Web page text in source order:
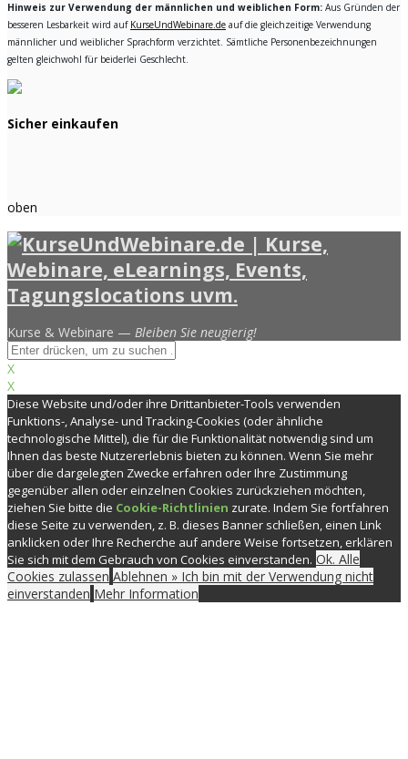
Hinweis zur Verwendung der männlichen und weiblichen Form: Aus Gründen der
besseren Lesbarkeit wird auf KurseUndWebinare.de auf die gleichzeitige Verwendung
männlicher und weiblicher Sprachform verzichtet. Sämtliche Personenbezeichnungen
gelten gleichwohl für beiderlei Geschlecht.
Sicher einkaufen
oben
Kurse & Webinare — Bleiben Sie neugierig!
X
X
Diese Website und/oder ihre Drittanbieter-Tools verwenden
Funktions-, Analyse- und Tracking-Cookies (oder ähnliche
technologische Mittel), die für die Funktionalität notwendig sind um
Ihnen das beste Nutzererlebnis bieten zu können. Wenn Sie mehr
über die dargelegten Zwecke erfahren oder Ihre Zustimmung
gegenüber allen oder einzelnen Cookies zurückziehen möchten,
ziehen Sie bitte die Cookie-Richtlinien zurate. Indem Sie fortfahren
diese Seite zu verwenden, z. B. dieses Banner schließen, einen Link
anklicken oder Ihre Recherche auf andere Weise fortsetzen, erklären
Sie sich mit dem Gebrauch von Cookies einverstanden. Ok. Alle
Cookies zulassen Ablehnen » Ich bin mit der Verwendung nicht
einverstanden Mehr Information